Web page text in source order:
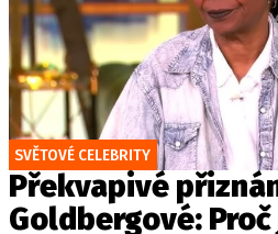
SVĚTOVÉ CELEBRITY
Překvapivé
Goldbergové: